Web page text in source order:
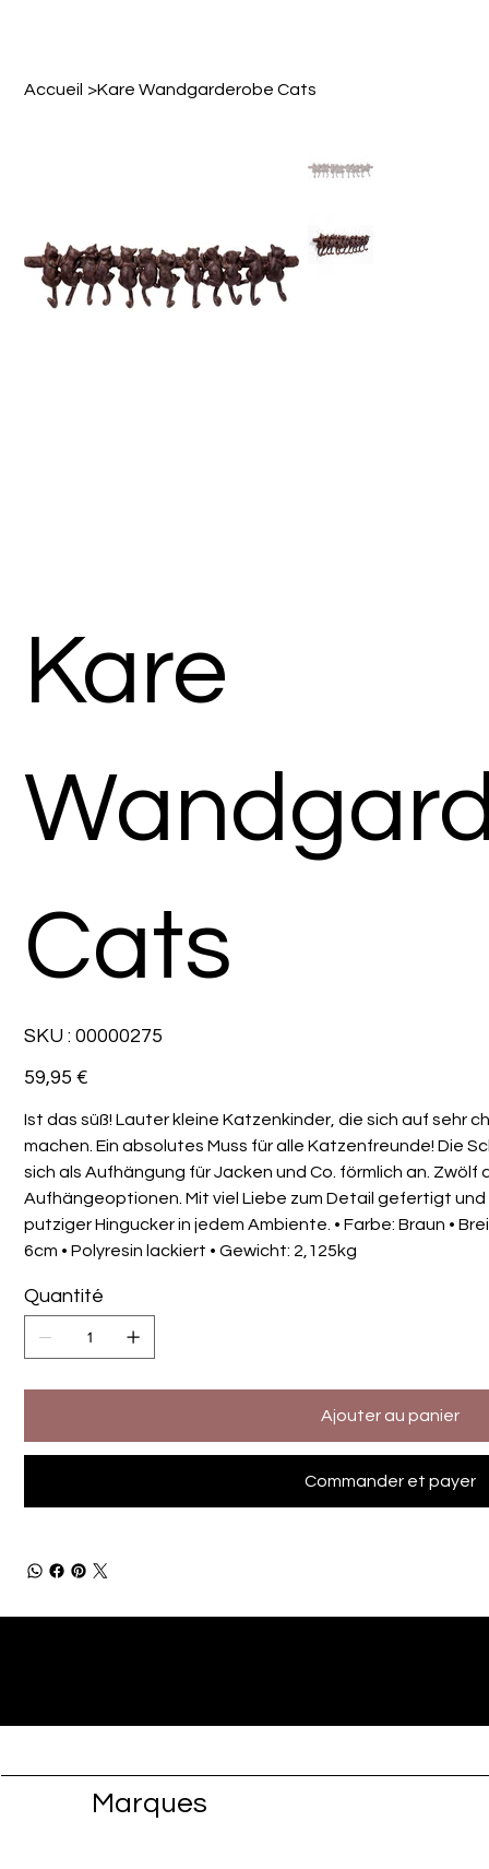
Accueil >Kare Wandgarderobe Cats
Kare
Cats
SKU : SKU
00000275
00000275
Prix
59,95 €
Ist das süß! Lauter kleine Katzenkinder, die sich auf sehr
machen. Ein absolutes Muss für alle Katzenfreunde! Die
sich als Aufhängung für Jacken und Co. förmlich an. Zwölf
Aufhängeoptionen. Mit viel Liebe zum Detail gefertigt und
putziger Hingucker in jedem Ambiente. • Farbe: Braun •
6cm • Polyresin lackiert • Gewicht: 2,125kg
Quantité
Ajouter au panier
Commander et payer
Marques